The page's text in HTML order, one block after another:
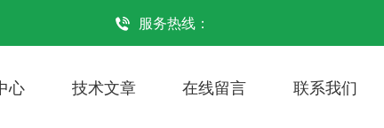
服务热线：
心 技术文章 在线留言 联系我们